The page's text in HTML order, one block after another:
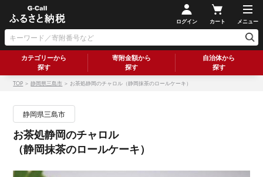
ログイン カート メニュー
カテゴリーから
探す
寄附金額から
探す
自治体から
探す
TOP ＞静岡県三島市 ＞ お茶処静岡のチャロル（静岡抹茶のロールケーキ）
静岡県三島市
お茶処静岡のチャロル
（静岡抹茶のロールケーキ）